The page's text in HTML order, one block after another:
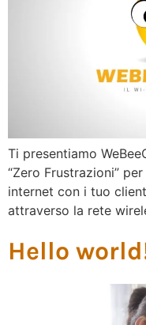
Ti presentiamo
“Zero Frustrazioni”
internet con i tuo
attraverso la rete
Hello